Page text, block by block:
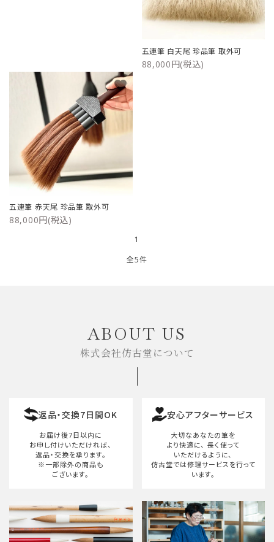
五連筆 白天尾 珍品筆 取外可
88,000円(税込)
五連筆 赤天尾 珍品筆 取外可
88,000円(税込)
favorite
1
全5件
検索する
ABOUT US
株式会社仿古堂について
返品・交換7日間OK
お届け後7日以内に
お申し付けいただければ、
返品・交換を承ります。
※一部除外の商品も
ございます。
安心アフターサービス
大切なあなたの筆を
より快適に、 長く使って
いただけるように、
仿古堂では修理サービスを行って
います。